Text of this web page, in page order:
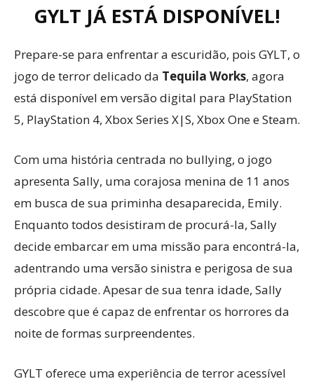
GYLT JÁ ESTÁ DISPONÍVEL!
Prepare-se para enfrentar a escuridão, pois GYLT, o
jogo de terror delicado da Tequila Works, agora
está disponível em versão digital para PlayStation
5, PlayStation 4, Xbox Series X|S, Xbox One e Steam.
Com uma história centrada no bullying, o jogo
apresenta Sally, uma corajosa menina de 11 anos
em busca de sua priminha desaparecida, Emily.
Enquanto todos desistiram de procurá-la, Sally
decide embarcar em uma missão para encontrá-la,
adentrando uma versão sinistra e perigosa de sua
própria cidade. Apesar de sua tenra idade, Sally
descobre que é capaz de enfrentar os horrores da
noite de formas surpreendentes.
GYLT oferece uma experiência de terror acessível